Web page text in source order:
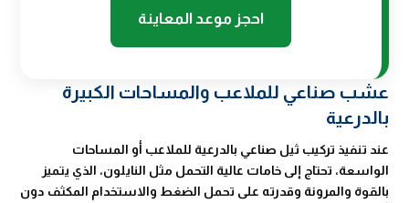
احجز موعد المعاينة
عشب صناعي للملاعب والمساحات الكبيرة
بالدرعية
عند تنفيذ تركيب ثيل صناعي بالدرعية للملاعب أو المساحات
الواسعة، تحتاج إلى خامات عالية التحمل مثل النايلون، الذي يتميز
بالقوة والمرونة وقدرته على تحمل الضغط والاستخدام المكثف دون